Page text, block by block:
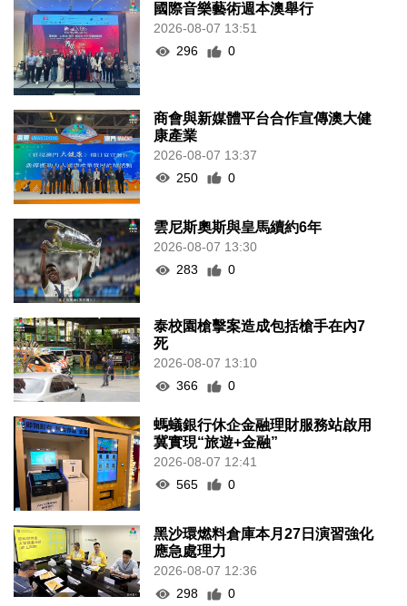
國際音樂藝術週本澳舉行
2026-08-07 13:51
296
0
商會與新媒體平台合作宣傳澳大健
康產業
2026-08-07 13:37
250
0
雲尼斯奧斯與皇馬續約6年
2026-08-07 13:30
283
0
泰校園槍擊案造成包括槍手在內7
死
2026-08-07 13:10
366
0
螞蟻銀行休企金融理財服務站啟用
冀實現“旅遊+金融”
2026-08-07 12:41
565
0
黑沙環燃料倉庫本月27日演習強化
應急處理力
2026-08-07 12:36
298
0